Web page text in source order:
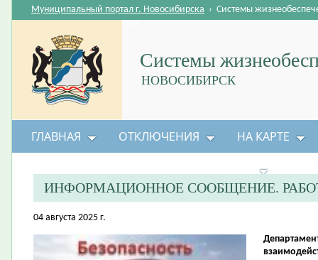
Системы
НОВОСИБИРСК
Муниципальный портал г. Новосибирска › Системы
ГЛАВНАЯ ОТКЛЮЧЕНИЯ НА КАРТЕ
ИНФОРМАЦИОННОЕ СООБЩЕНИЕ.
04 августа 2025 г.